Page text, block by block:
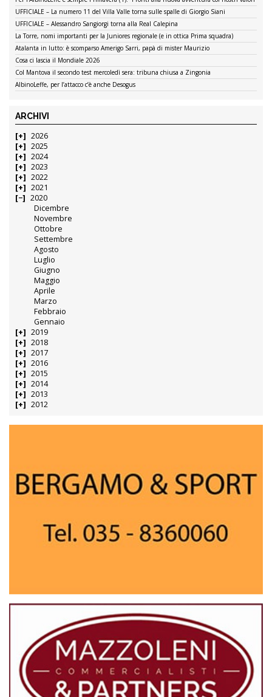
UFFICIALE – La numero 11 del Villa Valle torna sulle spalle di Giorgio Siani
UFFICIALE – Alessandro Sangiorgi torna alla Real Calepina
La Torre, nomi importanti per la Juniores regionale (e in ottica Prima squadra)
Atalanta in lutto: è scomparso Amerigo Sarri, papà di mister Maurizio
Cosa ci lascia il Mondiale 2026
Col Mantova il secondo test mercoledì sera: tribuna chiusa a Zingonia
AlbinoLeffe, per l’attacco c’è anche Desogus
ARCHIVI
2026
2025
2024
2023
2022
2021
2020
Dicembre
Novembre
Ottobre
Settembre
Agosto
Luglio
Giugno
Maggio
Aprile
Marzo
Febbraio
Gennaio
2019
2018
2017
2016
2015
2014
2013
2012